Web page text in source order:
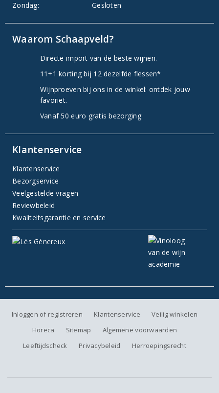
Zondag:
Gesloten
Waarom Schaapveld?
Directe import van de beste wijnen.
11+1 korting bij 12 dezelfde flessen*
Wijnproeven bij ons in de winkel: ontdek jouw
favoriet.
Vanaf 50 euro gratis bezorging
Klantenservice
Klantenservice
Bezorgservice
Veelgestelde vragen
Reviewbeleid
Kwaliteitsgarantie en service
Inloggen of registreren Klantenservice
Veilig winkelen
Horeca
Sitemap
Algemene voorwaarden
Leeftijdscheck
Privacybeleid Herroepingsrecht